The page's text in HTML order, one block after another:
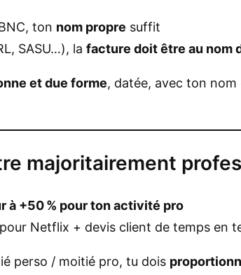
ton nom propre suffit
SASU…), la facture doit être au nom
et due forme, datée, avec ton
majoritairement
à +50 % pour ton activité pro
Netflix + devis client de temps en
perso / moitié pro, tu dois